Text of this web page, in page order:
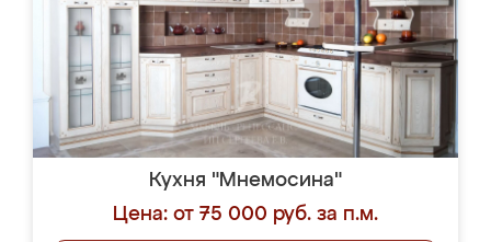
Кухня "Мнемосина"
Цена: от 75 000 руб. за п.м.